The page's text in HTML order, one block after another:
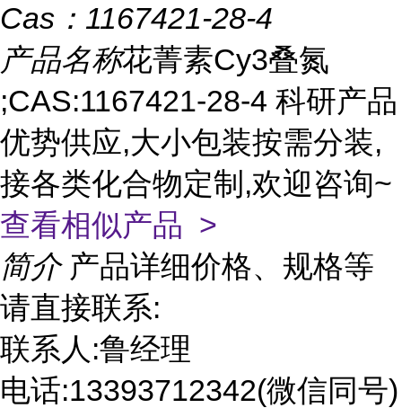
Cas： 1167421-28-4
产品名称花菁素Cy3叠氮
;CAS:1167421-28-4 科研产品
优势供应,大小包装按需分装,
接各类化合物定制,欢迎咨询~
查看相似产品 >
简介 产品详细价格、规格等
请直接联系:
联系人:鲁经理
电话:13393712342(微信同号)